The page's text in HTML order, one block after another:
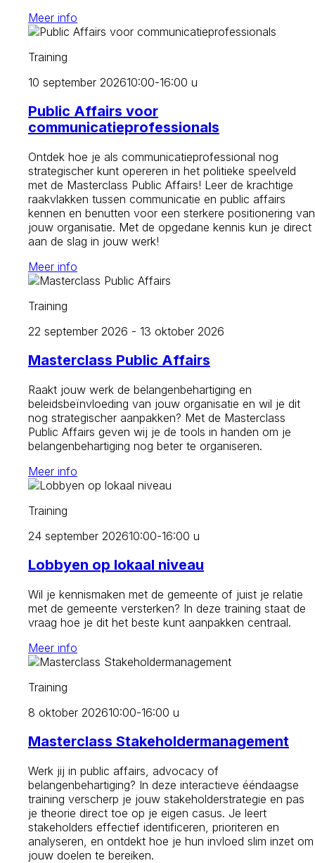
Meer info
Training
10 september 202610:00-16:00 u
Public Affairs voor
communicatieprofessionals
Ontdek hoe je als communicatieprofessional nog
strategischer kunt opereren in het politieke speelveld
met de Masterclass Public Affairs! Leer de krachtige
raakvlakken tussen communicatie en public affairs
kennen en benutten voor een sterkere positionering van
jouw organisatie. Met de opgedane kennis kun je direct
aan de slag in jouw werk!
Meer info
Training
22 september 2026 - 13 oktober 2026
Masterclass Public Affairs
Raakt jouw werk de belangenbehartiging en
beleidsbeïnvloeding van jouw organisatie en wil je dit
nog strategischer aanpakken? Met de Masterclass
Public Affairs geven wij je de tools in handen om je
belangenbehartiging nog beter te organiseren.
Meer info
Training
24 september 202610:00-16:00 u
Lobbyen op lokaal niveau
Wil je kennismaken met de gemeente of juist je relatie
met de gemeente versterken? In deze training staat de
vraag hoe je dit het beste kunt aanpakken centraal.
Meer info
Training
8 oktober 202610:00-16:00 u
Masterclass Stakeholdermanagement
Werk jij in public affairs, advocacy of
belangenbehartiging? In deze interactieve ééndaagse
training verscherp je jouw stakeholderstrategie en pas
je theorie direct toe op je eigen casus. Je leert
stakeholders effectief identificeren, prioriteren en
analyseren, en ontdekt hoe je hun invloed slim inzet om
jouw doelen te bereiken.